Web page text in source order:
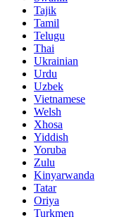
Tajik
Tamil
Telugu
Thai
Ukrainian
Urdu
Uzbek
Vietnamese
Welsh
Xhosa
Yiddish
Yoruba
Zulu
Kinyarwanda
Tatar
Oriya
Turkmen